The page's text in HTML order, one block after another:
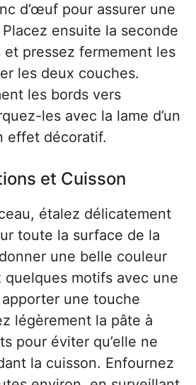
d’œuf pour assurer une
ensuite la seconde
et pressez fermement les
les deux couches.
les bords vers
les avec la lame d’un
effet décoratif.
et Cuisson
étalez délicatement
toute la surface de la
une belle couleur
quelques motifs avec une
une touche
légèrement la pâte à
pour éviter qu’elle ne
la cuisson. Enfournez